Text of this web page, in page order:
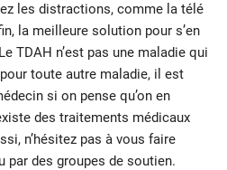
les distractions, comme la télé
la meilleure solution pour s’en
TDAH n’est pas une maladie qui
toute autre maladie, il est
si on pense qu’on en
des traitements médicaux
n’hésitez pas à vous faire
par des groupes de soutien.